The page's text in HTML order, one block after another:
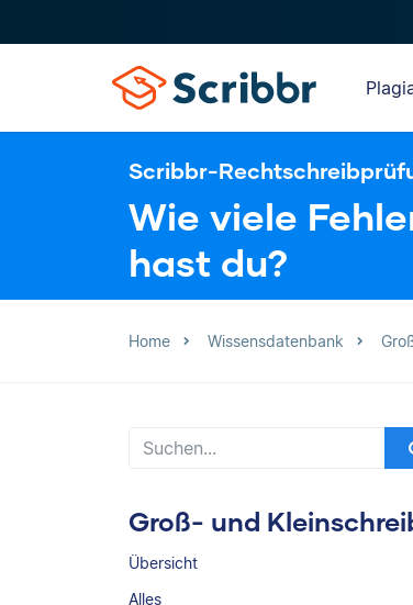
Scribbr-
Wie viele
hast du?
Home Wissensdatenbank
Groß- und
Übersicht
Alles